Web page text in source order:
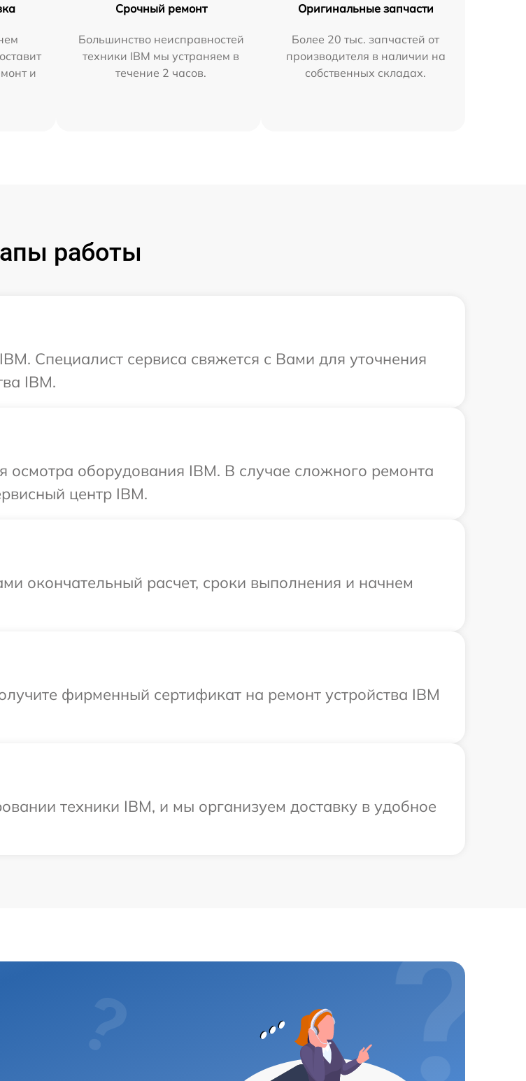
и
Срочный ремонт
Большинство неисправностей
техники IBM мы устраняем в
течение 2 часов.
Оригинальные запчасти
Более 20 тыс. запчастей от
производителя в наличии на
собственных складах.
работы
Специалист сервиса свяжется с Вами для уточнения
IBM.
оборудования IBM. В случае сложного ремонта
центр IBM.
окончательный расчет, сроки выполнения и начнем
фирменный сертификат на ремонт устройства IBM
техники IBM, и мы организуем доставку в удобное